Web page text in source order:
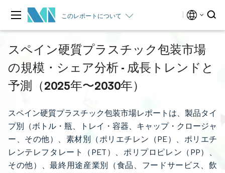
このレポートについて
スペイン硬質プラスチック包装市場
の規模・シェア分析 - 成長トレンドと
予測（2025年〜2030年）
スペイン硬質プラスチック包装市場レポートは、製品タイ
プ別（ボトル・瓶、トレイ・容器、キャップ・クロージャ
ー、その他）、素材別（ポリエチレン（PE）、ポリエチ
レンテレフタレート（PET）、ポリプロピレン（PP）、
その他）、最終用途産業別（食品、フードサービス、飲